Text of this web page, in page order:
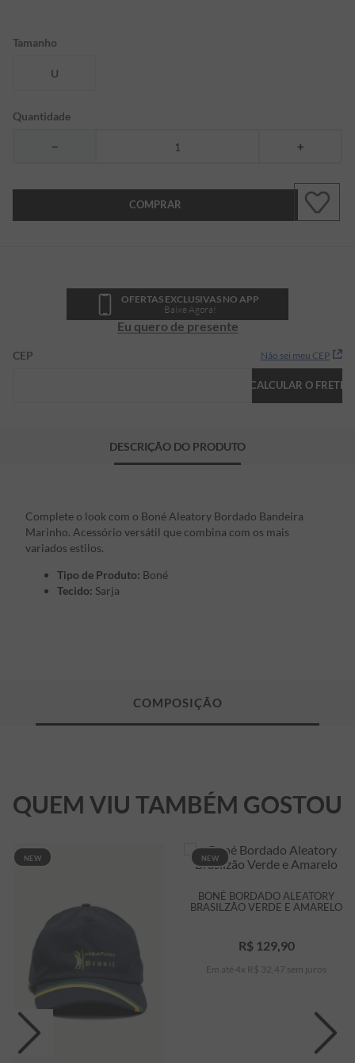
Tamanho
U
Quantidade
＋
－
COMPRAR
OFERTAS EXCLUSIVAS NO APP
Baixe Agora!
Eu quero de presente
CEP Não sei meu CEP
CALCULAR O FRETE
DESCRIÇÃO DO PRODUTO
Complete o look com o Boné Aleatory Bordado Bandeira
Marinho. Acessório versátil que combina com os mais
variados estilos.
Tipo de Produto: Boné
Tecido: Sarja
QUEM VIU TAMBÉM GOSTOU
NEW NEW
BONÉ BORDADO ALEATORY
BRASILZÃO VERDE E AMARELO
R$ 129,90
Em até 4 x R$ 32 47 sem juros